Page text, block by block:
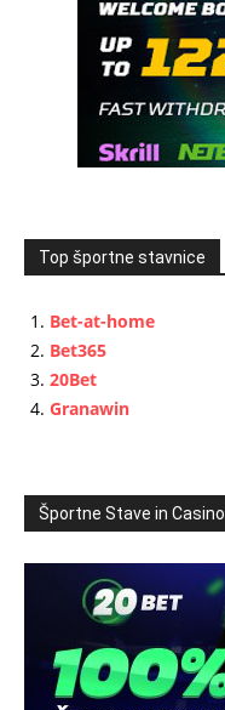
Top športne stavnice
Bet-at-home
Bet365
20Bet
Granawin
Športne Stave in Casino